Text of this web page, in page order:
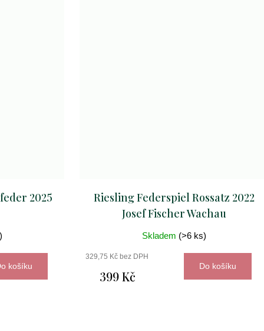
2025
košíku
Riesling Federspiel Rossatz 2022
Josef Fischer Wachau
Skladem (>6 ks)
329,75 Kč bez DPH
399 Kč
Do košíku